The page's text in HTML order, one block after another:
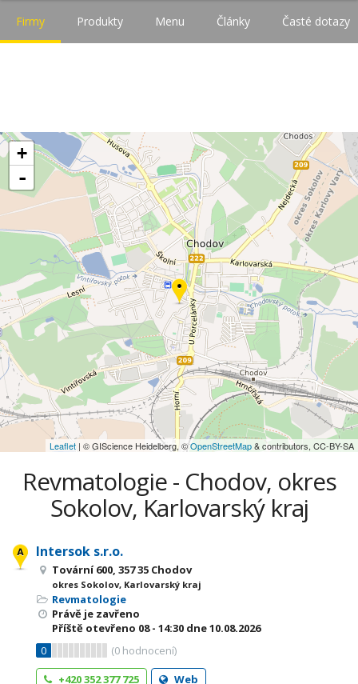
Firmy Produkty Menu Články Časté dotazy
+
-
Leaflet | © GIScience Heidelberg, ©OpenStreetMap& contributors, CC-BY-SA
Revmatologie - Chodov, okres
Sokolov, Karlovarský kraj
Intersok s.r.o.
Tovární 600, 357 35 Chodov
okres Sokolov, Karlovarský kraj
Revmatologie
Právě je zavřeno
Příště otevřeno 08 - 14:30 dne 10.08.2026
0
(0 hodnocení)
+420 352 377 725
Web